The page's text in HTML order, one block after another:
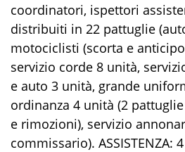
coordinatori, ispettori
distribuiti in 22 pattuglie
motociclisti (scorta e
servizio corde 8 unità,
e auto 3 unità, grande
ordinanza 4 unità (2
e rimozioni), servizio
commissario). ASSISTENZA: